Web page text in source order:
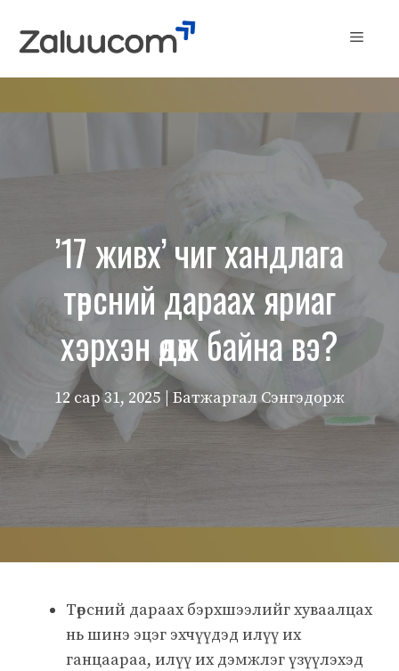
Menu
’17 живх’ чиг хандлага
төрсний дараах яриаг
хэрхэн өдөөж байна вэ?
12 сар 31, 2025 | Батжаргал Сэнгэдорж
Төрсний дараах бэрхшээлийг хуваалцах
нь шинэ эцэг эхчүүдэд илүү их
ганцаараа, илүү их дэмжлэг үзүүлэхэд